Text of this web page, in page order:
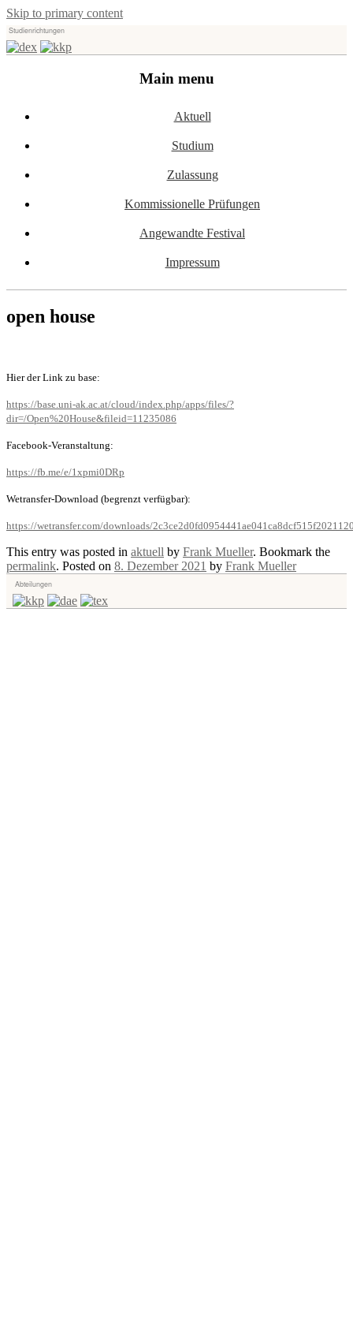
Skip to primary content
dex-kkp
Universität für angewandte Kunst Wien
Studienrichtungen
Main menu
Aktuell
Studium
Zulassung
Kommissionelle Prüfungen
Angewandte Festival
Impressum
open house
Hier der Link zu base:
https://base.uni-ak.ac.at/cloud/index.php/apps/files/?
dir=/Open%20House&fileid=11235086
Facebook-Veranstaltung:
https://fb.me/e/1xpmi0DRp
Wetransfer-Download (begrenzt verfügbar):
https://wetransfer.com/downloads/
This entry was posted in aktuell by Frank Mueller. Bookmark the
permalink. Posted on 8. Dezember 2021 by Frank Mueller
Abteilungen